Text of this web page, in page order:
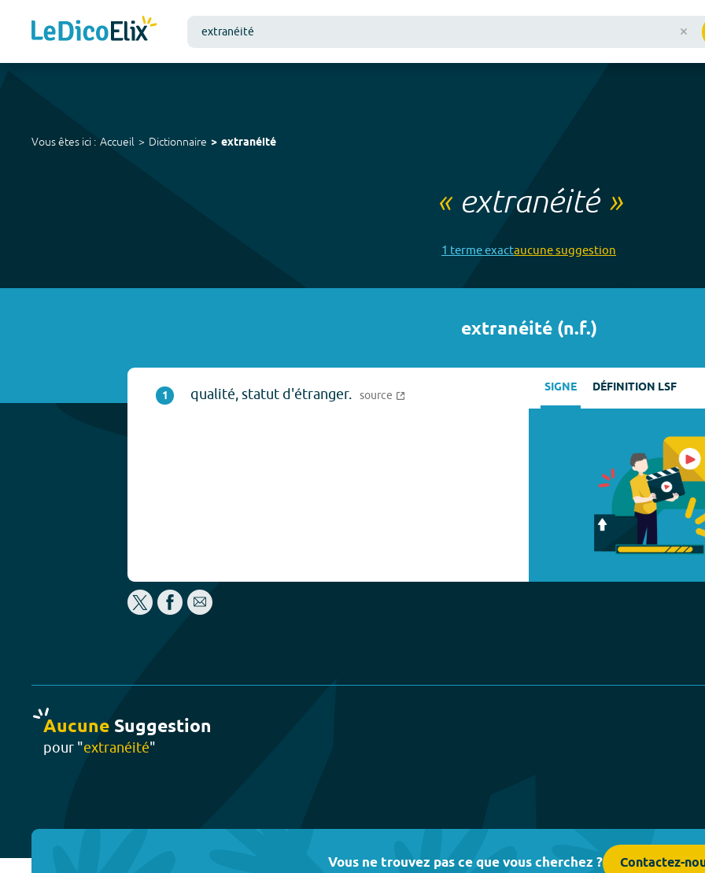
Vous êtes ici : Accueil Dictionnaire extranéité
« extranéité»
1 termeexactaucunesuggestion
extranéité(n.f.)
1 qualité, statut d'étranger. source SIGNE DÉFINITION LSF
Aucune Suggestion
pour "extranéité"
Vous ne trouvez pas ce que vous cherchez ? Contactez-